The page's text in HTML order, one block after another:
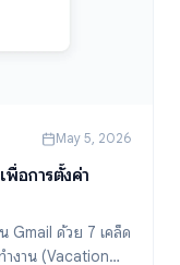
May 5, 2026
อการตั้งค่า
Gmail ด้วย 7 เคล็ด
ำงาน (Vacation